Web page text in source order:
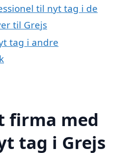
til nyt tag i de
til Grejs
tag i andre
firma med
tag i Grejs